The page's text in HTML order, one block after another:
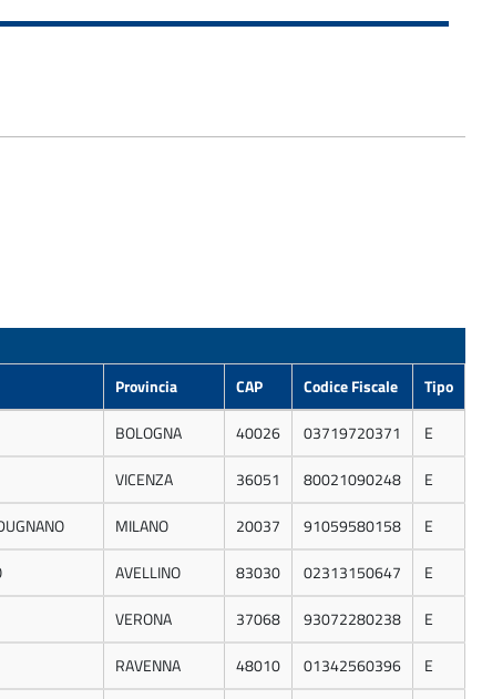
Provincia CAP Codice Fiscale
Tipo
BOLOGNA 40026 03719720371
E
VICENZA 36051 80021090248
E
MILANO 20037 91059580158
E
AVELLINO 83030 02313150647
E
VERONA 37068 93072280238
E
RAVENNA 48010 01342560396
E